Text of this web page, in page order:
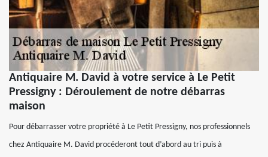
Antiquaire M. David à votre service à Le Petit
Pressigny : Déroulement de notre débarras
maison
Pour débarrasser votre propriété à Le Petit Pressigny, nos professionnels
chez Antiquaire M. David procéderont tout d’abord au tri puis à